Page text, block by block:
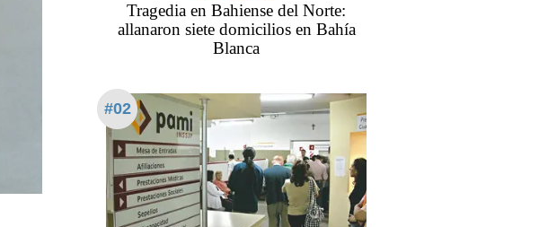
Tragedia en Bahiense del Norte:
allanaron siete domicilios en Bahía
Blanca
#02